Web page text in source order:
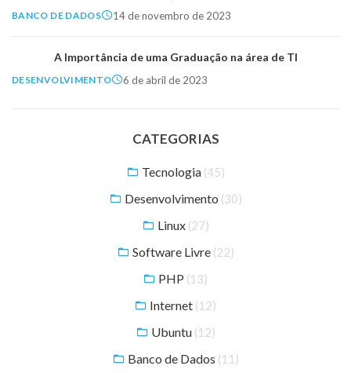
BANCO DE DADOS 14 de novembro de 2023
A Importância de uma Graduação na área de TI
DESENVOLVIMENTO 6 de abril de 2023
CATEGORIAS
Tecnologia (45)
Desenvolvimento (30)
Linux (27)
Software Livre (22)
PHP (13)
Internet (12)
Ubuntu (12)
Banco de Dados (11)